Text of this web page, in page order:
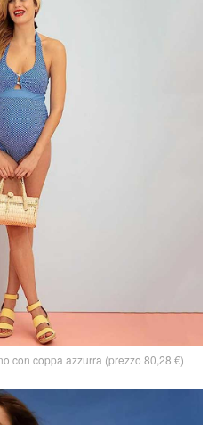
con coppa azzurra (prezzo 80,28 €)